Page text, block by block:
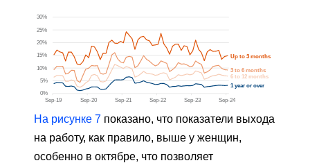
На рисунке 7 показано, что показатели выхода
на работу, как правило, выше у женщин,
особенно в октябре, что позволяет